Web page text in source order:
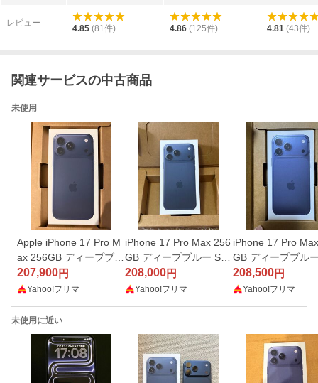
レビュー
4.85 (81件) 4.86 (125件) 4.81 (43件)
関連サービスの中古商品
未使用
Apple iPhone 17 Pro M
ax 256GB ディープブル
ー SIMフリー
207,900円
Yahoo!フリマ
iPhone 17 Pro Max 256
GB ディープブルー SIM
フリー
208,000円
Yahoo!フリマ
iPhone 17 Pro
GB ディープブル
フリー 新品未開封
208,500円
Yahoo!フリマ
未使用に近い